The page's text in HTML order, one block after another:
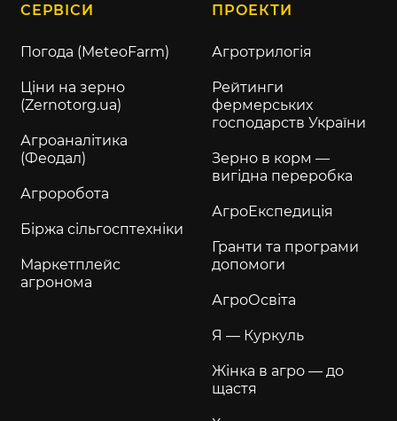
СЕРВІСИ
Погода (MeteoFarm)
Ціни на зерно
(Zernotorg.ua)
Агроаналітика
(Феодал)
Агроробота
Біржа сільгосптехніки
Маркетплейс
агронома
ПРОЕКТИ
Агротрилогія
Рейтинги
фермерських
господарств України
Зерно в корм —
вигідна переробка
АгроЕкспедиція
Гранти та програми
допомоги
АгроОсвіта
Я — Куркуль
Жінка в агро — до
щастя